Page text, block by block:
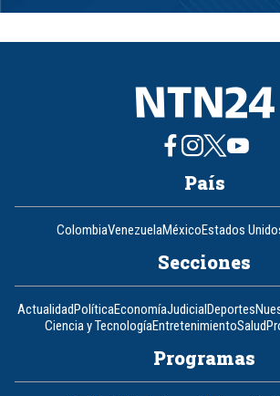
1
8
País
ColombiaVenezuelaMéxicoEstados
Secciones
ActualidadPolíticaEconomíaJudicialDeportes
Ciencia y TecnologíaEntretenimientoSalud
Programas